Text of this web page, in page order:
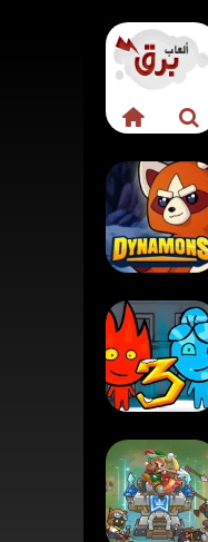
لعبة عالم دينامونز
الجديدة Dynamons
الماء 3 في معبد
الجليد